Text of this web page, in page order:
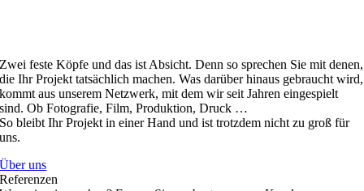
Zwei feste Köpfe und das ist Absicht. Denn so sprechen Sie mit denen,
die Ihr Projekt tatsächlich machen. Was darüber hinaus gebraucht wird,
kommt aus unserem Netzwerk, mit dem wir seit Jahren eingespielt
sind. Ob Fotografie, Film, Produktion, Druck …
So bleibt Ihr Projekt in einer Hand und ist trotzdem nicht zu groß für
uns.
Über uns
Referenzen